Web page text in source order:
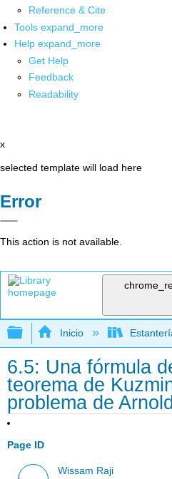
Reference & Cite
Tools expand_more
Help expand_more
Get Help
Feedback
Readability
x
selected template will load here
Error
This action is not available.
Expandir/contraer
Inicio
6.5: Una fórmula
teorema de
problema de
Page ID
Wissam Raji